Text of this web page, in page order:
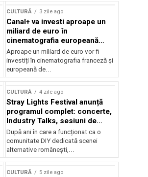
CULTURĂ 3 zile ago
Canal+ va investi aproape un
miliard de euro în
cinematografia europeană
până în 2032
Aproape un miliard de euro vor fi
investiți în cinematografia franceză și
europeană de...
CULTURĂ 4 zile ago
Stray Lights Festival anunță
programul complet: concerte,
Industry Talks, sesiuni de
audiție și noi opțiuni de
participare pentru public
După ani în care a funcționat ca o
comunitate DIY dedicată scenei
alternative românești,...
CULTURĂ 5 zile ago